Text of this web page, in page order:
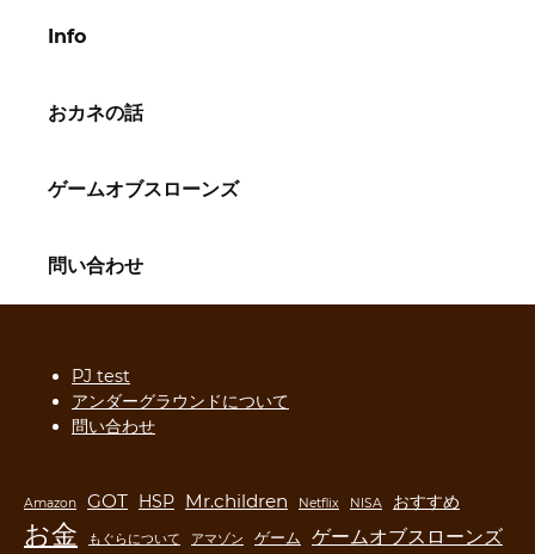
Info
おカネの話
ゲームオブスローンズ
問い合わせ
PJ test
アンダーグラウンドについて
問い合わせ
Amazon GOT HSP Mr.children Netflix NISA おすすめ
お金 もぐらについて アマゾン ゲーム ゲームオブスローンズ